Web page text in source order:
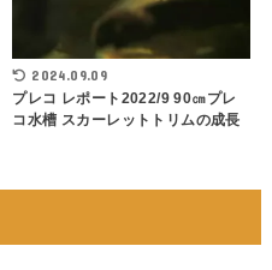
2024.09.09
プレコ レポート2022/9 90㎝プレ
コ水槽 スカーレットトリムの成長